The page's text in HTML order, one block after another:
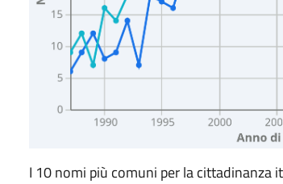
I 10 nomi più comuni per la cittadinanza